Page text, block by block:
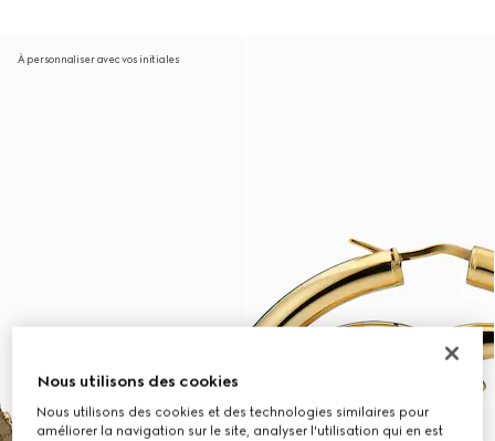
À personnaliser avec vos initiales
Nous utilisons des cookies
Nous utilisons des cookies et des technologies similaires pour
améliorer la navigation sur le site, analyser l'utilisation qui en est